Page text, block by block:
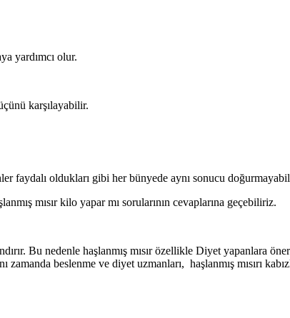
yardımcı olur.
karşılayabilir.
oldukları gibi her bünyede aynı sonucu
mısır kilo yapar mı sorularının cevaplarına geçebiliriz.
Bu nedenle haşlanmış mısır özellikle Diyet yapanlara
beslenme ve diyet uzmanları, haşlanmış mısırı